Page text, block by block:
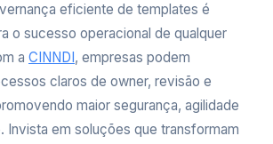
eficiente de templates é
o sucesso operacional de qualquer
a CINNDI, empresas podem
claros de owner, revisão e
maior segurança, agilidade
Invista em soluções que transformam